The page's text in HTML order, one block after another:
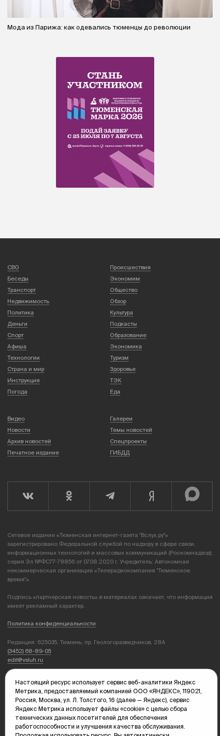
Мода из Парижа: как одевались тюменцы до революции
СВО
Происшествия
Беседы
Экономим
Транспорт
Общество
Недвижимость
Обзор
Политика
Культура
Деньги
Подкасты
Спорт
Образование
Афиша
Экономика
Технологии
Туризм
Страна и мир
Здоровье
Инструкция
ТЭК
Погода
Еда
Видео
Галереи
Новости
Темы новостей
Архив новостей
Спецпроекты
Печатное издание
ГИБДД
Сетевое издание «Тюменская интернет-газета "Вслух.ру"»
зарегистрировано Федеральной службой по надзору в сфере связи,
информационных технологий и массовых коммуникаций (Роскомнадзор),
серия Эл №ФС77-78856 от 07.08.2020 г. Учредитель: Автономная
некоммерческая организация «Телерадиокомпания "Тюменское
время"».
Подпись «партнерская новость» в материалах означает, что информация
имеет рекламный характер.
Политика конфиденциальности
Редакция: 625035, Тюмень, пр. Геологоразведчиков, 28А
(3452) 68-89-05
edit@vsluh.ru
kika@vsluh.ru
По вопросам рекламы:
(3452) 68-89-78
kotovaev@sibinformburo.ru
mim@vsluh.ru
Настоящий ресурс использует сервис веб-аналитики Яндекс
Метрика, предоставляемый компанией ООО «ЯНДЕКС», 119021,
Россия, Москва, ул. Л. Толстого, 16 (далее — Яндекс), сервис
Яндекс Метрика использует файлы «cookie» с целью сбора
технических данных посетителей для обеспечения
работоспособности и улучшения качества обслуживания.